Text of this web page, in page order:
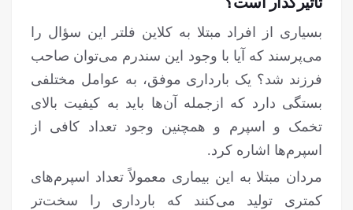
بسیاری از افراد مبتلا به کلاین فلتر این سؤال را
می‌پرسند که آیا با وجود این سندرم می‌توان صاحب
فرزند شد؟ یک بارداری موفق، به عوامل مختلفی
بستگی دارد که ازجمله آن‌ها باید به کیفیت بالای
تخمک و اسپرم و همچنین وجود تعداد کافی از
اسپرم‌ها اشاره کرد.
مردان مبتلا به این بیماری معمولاً تعداد اسپرم‌های
کمتری تولید می‌کنند که بارداری را سخت‌تر